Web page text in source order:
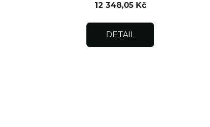
12 348,05 Kč
DETAIL